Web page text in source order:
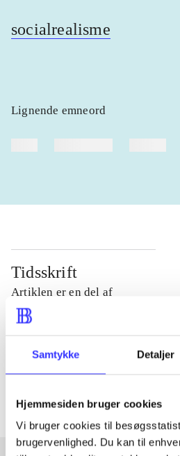
Samtykke Detaljer
Hjemmesiden bruger cookies
Vi bruger cookies til
brugervenlighed. Du kan til
socialrealisme
Lignende emneord
Tidsskrift
Artiklen er en del af
Artiklerne i handler ofte om